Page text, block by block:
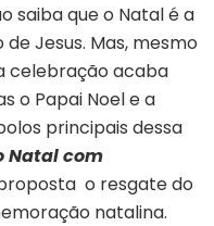
saiba que o Natal é a
Jesus. Mas, mesmo
celebração acaba
o Papai Noel e a
principais dessa
Natal com
o resgate do
natalina.